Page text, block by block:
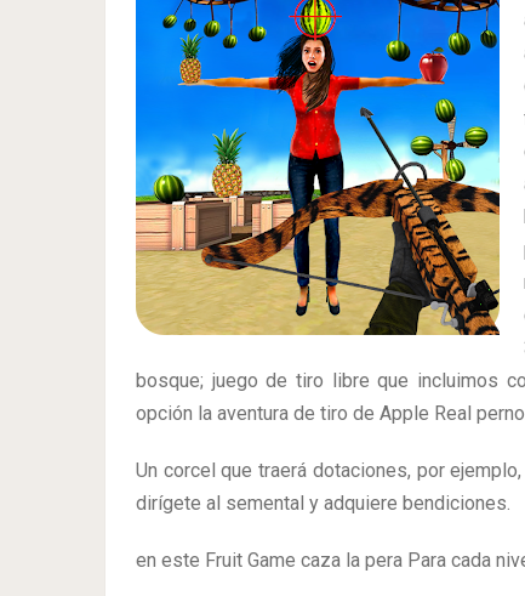
bosque; juego de tiro libre que incluimos
opción la aventura de tiro de Apple Real
Un corcel que traerá dotaciones, por
dirígete al semental y adquiere bendiciones.
en este Fruit Game caza la pera Para cada